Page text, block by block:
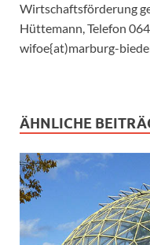
Wirtschaftsförderung
Hüttemann, Telefon
wifoe{at)marburg-
ÄHNLICHE